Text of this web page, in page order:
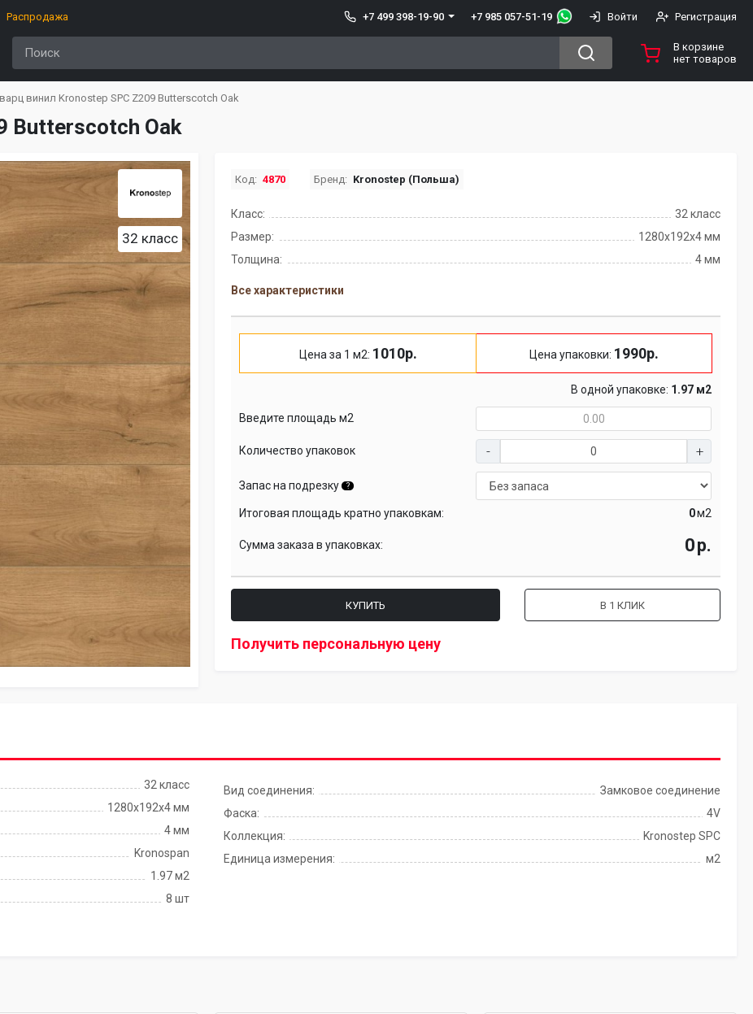
Распродажа +7 499 398-19-90 +7 985 057-51-19 Войти Регистрация
В корзине
нет товаров
винил Kronostep SPC Z209 Butterscotch Oak
Butterscotch Oak
32 класс
Код: 4870 Бренд: Kronostep (Польша)
Класс:
32 класс
Размер:
1280х192х4 мм
Толщина:
4 мм
Все характеристики
Цена за 1 м2: 1010р. Цена упаковки: 1990р.
В одной упаковке: 1.97 м2
Введите площадь м2
Количество упаковок
Запас на подрезку ?
Итоговая площадь кратно упаковкам: м2
Сумма заказа в упаковках: р.
КУПИТЬ В 1 КЛИК
Получить персональную цену
32 класс
1280х192х4 мм
4 мм
Kronospan
1.97 м2
8 шт
Вид соединения:
Замковое соединение
Фаска:
4V
Коллекция:
Kronostep SPC
Единица измерения:
м2